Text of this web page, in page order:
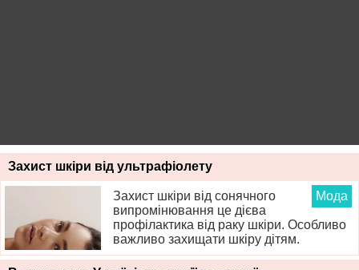
Захист шкіри від ультрафіолету
Мода
Захист шкіри від сонячного
випромінювання це дієва
профілактика від раку шкіри. Особливо
важливо захищати шкіру дітям.